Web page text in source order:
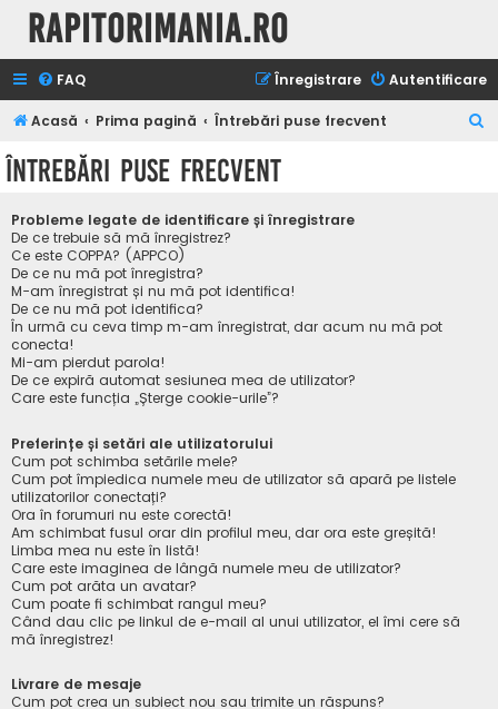
Rapitorimania.ro
FAQ Autentificare
Înregistrare
Acasă Prima pagină Întrebări puse frecvent
Întrebări puse frecvent
Probleme legate de identificare și înregistrare
De ce trebuie să mă înregistrez?
Ce este COPPA? (APPCO)
De ce nu mă pot înregistra?
M-am înregistrat și nu mă pot identifica!
De ce nu mă pot identifica?
În urmă cu ceva timp m-am înregistrat, dar acum nu mă pot
conecta!
Mi-am pierdut parola!
De ce expiră automat sesiunea mea de utilizator?
Care este funcția „Șterge cookie-urile”?
Preferințe și setări ale utilizatorului
Cum pot schimba setările mele?
Cum pot împiedica numele meu de utilizator să apară pe listele
utilizatorilor conectați?
Ora în forumuri nu este corectă!
Am schimbat fusul orar din profilul meu, dar ora este greșită!
Limba mea nu este în listă!
Care este imaginea de lângă numele meu de utilizator?
Cum pot arăta un avatar?
Cum poate fi schimbat rangul meu?
Când dau clic pe linkul de e-mail al unui utilizator, el îmi cere să
mă înregistrez!
Livrare de mesaje
Cum pot crea un subiect nou sau trimite un răspuns?